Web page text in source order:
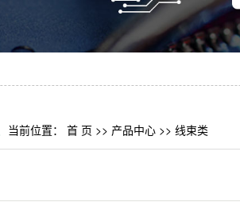
当前位置： 首 页 >> 产品中心 >> 线束类